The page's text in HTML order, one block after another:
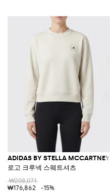
ADIDAS BY STELLA MCCARTNEY
로고 크루넥 스웨트셔츠
₩208,071
₩176,862
-15%